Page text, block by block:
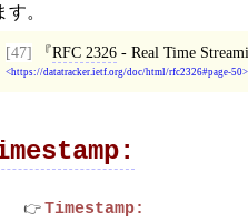
す。
[47] RFC 2326- Real Time
https://datatracker.ietf.org/doc/html/rfc2326#page-50
Timestamp: